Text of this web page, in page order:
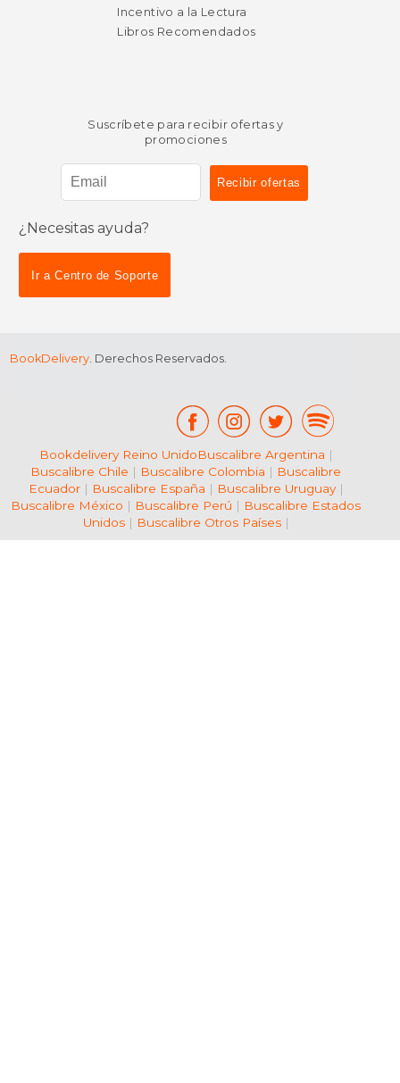
15%
dcto.
Incentivo a la Lectura
Libros Recomendados
Suscríbete para recibir ofertas y
promociones
¿Necesitas ayuda?
Ir a Centro de Soporte
BookDelivery. Derechos Reservados.
Bookdelivery Reino UnidoBuscalibre Argentina |
Buscalibre Chile | Buscalibre Colombia | Buscalibre
Ecuador| Buscalibre España | Buscalibre Uruguay|
Buscalibre México | Buscalibre Perú | Buscalibre Estados
Unidos| Buscalibre Otros Países|